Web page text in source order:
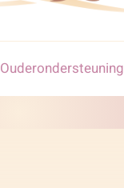
Ouderondersteuning